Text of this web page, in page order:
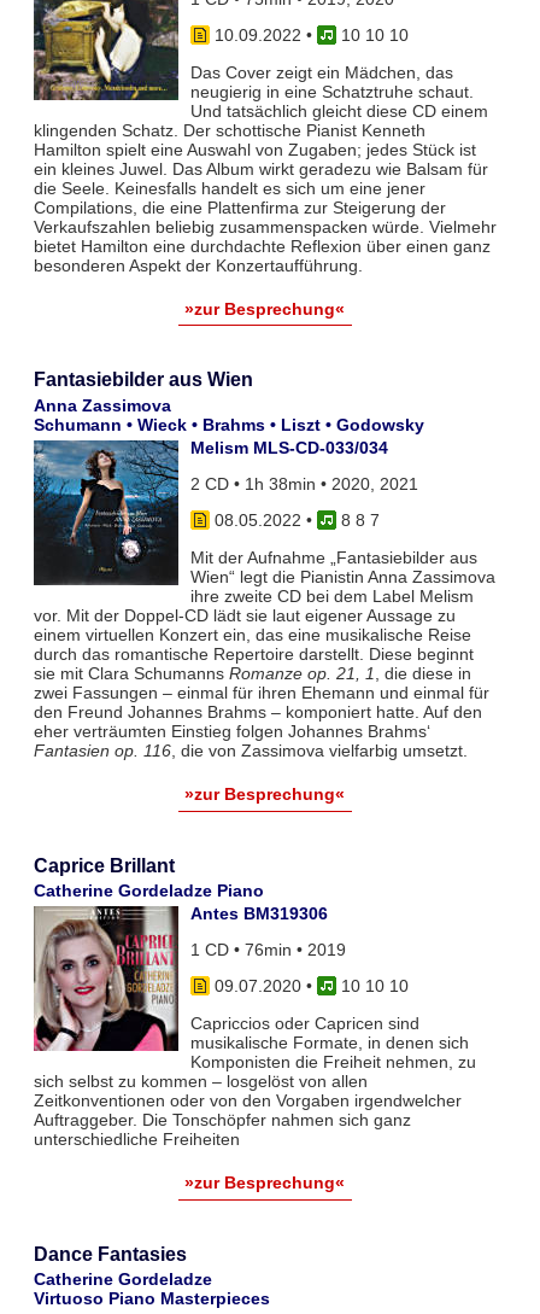
10.09.2022 •
10 10 10
Das Cover zeigt ein Mädchen, das
neugierig in eine Schatztruhe schaut.
Und tatsächlich gleicht diese CD einem
klingenden Schatz. Der schottische Pianist Kenneth
Hamilton spielt eine Auswahl von Zugaben; jedes Stück ist
ein kleines Juwel. Das Album wirkt geradezu wie Balsam für
die Seele. Keinesfalls handelt es sich um eine jener
Compilations, die eine Plattenfirma zur Steigerung der
Verkaufszahlen beliebig zusammenspacken würde. Vielmehr
bietet Hamilton eine durchdachte Reflexion über einen ganz
besonderen Aspekt der Konzertaufführung.
»zur Besprechung«
Fantasiebilder aus Wien
Anna Zassimova
Schumann • Wieck • Brahms • Liszt • Godowsky
Melism MLS-CD-033/034
2 CD • 1h 38min • 2020, 2021
08.05.2022 •
8 8 7
Mit der Aufnahme „Fantasiebilder aus
Wien“ legt die Pianistin Anna Zassimova
ihre zweite CD bei dem Label Melism
vor. Mit der Doppel-CD lädt sie laut eigener Aussage zu
einem virtuellen Konzert ein, das eine musikalische Reise
durch das romantische Repertoire darstellt. Diese beginnt
sie mit Clara Schumanns Romanze op. 21, 1
, die diese in
zwei Fassungen – einmal für ihren Ehemann und einmal für
den Freund Johannes Brahms – komponiert hatte. Auf den
eher verträumten Einstieg folgen Johannes Brahms‘
Fantasien op. 116, die von Zassimova vielfarbig umsetzt.
»zur Besprechung«
Caprice Brillant
Catherine Gordeladze Piano
Antes BM319306
1 CD • 76min • 2019
09.07.2020•
10 10 10
Capriccios oder Capricen sind
musikalische Formate, in denen sich
Komponisten die Freiheit nehmen, zu
sich selbst zu kommen – losgelöst von allen
Zeitkonventionen oder von den Vorgaben irgendwelcher
Auftraggeber. Die Tonschöpfer nahmen sich ganz
unterschiedliche Freiheiten
»zur Besprechung«
Dance Fantasies
Catherine Gordeladze
Virtuoso Piano Masterpieces